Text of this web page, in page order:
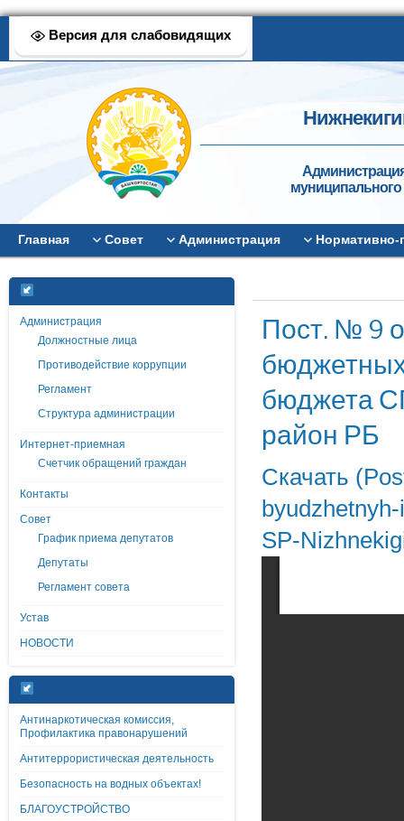
Версия для слабовидящих
муниципального
Главная Совет Администрация
Администрация
Должностные лица
Противодействие коррупции
Регламент
Структура администрации
Интернет-приемная
Счетчик обращений граждан
Контакты
Совет
График приема депутатов
Депутаты
Регламент совета
Устав
НОВОСТИ
Антинаркотическая комиссия,
Профилактика правонарушений
Антитеррористическая деятельность
Безопасность на водных объектах!
БЛАГОУСТРОЙСТВО
Пост. № 9
бюджета
район РБ
Скачать
SP-